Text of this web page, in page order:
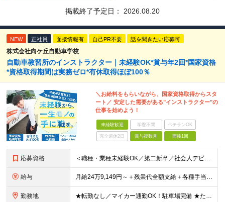
掲載終了予定日： 2026.08.20
NEW 正社員 面接情報有 自己PR不要 話を聞きたい応募可
株式会社向ケ丘自動車学校
自動車教習所のインストラクター｜未経験OK*賞与年2回*国家資格
*資格取得期間は実務ゼロ*有休取得ほぼ100％
＼お給料をもらいながら、国家資格取得からスタ
ート／ 安定した需要がある"インストラクター"の
仕事を始めよう！
未経験歓迎 学歴不問 ベテランOK
完全週休2日 賞与複数月 面接1回
応募資格 ＜職種・業種未経験OK／第二新卒／社会人デビューも歓迎＞ ★高卒以上 ★普通自動車運転免許をお持ちの方（AT限定可） ━━━━━━━━━━━━━━━━━━━ ★運転が上手である必要はありません！★
給与 月給24万9,149円～＋残業代全額支給＋各種手当＋賞与年2回 ＼ 頑張りが収入に反映されます！ ／ ★四輪の指導→二輪の指導など、指導の幅が広がると給与UP！ ★年間表彰制度あり！教習生の合格率が
勤務地 ★転勤なし／マイカー通勤OK！駐車場完備 ★たまプラーザ／新百合ヶ丘／登戸などから送迎バスも出ています！ 【向ケ丘自動車学校】 神奈川県川崎市宮前区菅生4-6-1 ※(変更の範囲)勤務地に変更なし